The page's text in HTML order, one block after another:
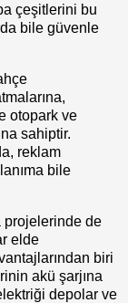
çeşitlerini bu
bile güvenle
otopark ve
sahiptir.
reklam
bile
projelerinde de
elde
biri
akü şarjına
depolar ve